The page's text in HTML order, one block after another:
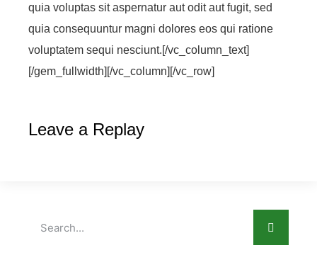
quia voluptas sit aspernatur aut odit aut fugit, sed
quia consequuntur magni dolores eos qui ratione
voluptatem sequi nesciunt.[/vc_column_text]
[/gem_fullwidth][/vc_column][/vc_row]
Leave a Replay